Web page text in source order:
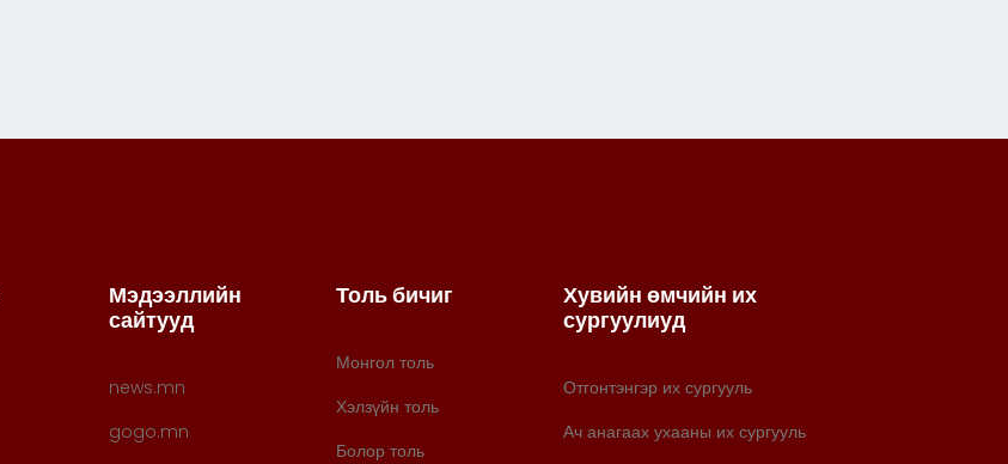
Мэдээллийн
сайтууд
news.mn
gogo.mn
Толь бичиг
Монгол толь
Хэлзүйн толь
Болор толь
Хувийн өмчийн их
сургуулиуд
Отгонтэнгэр их сургууль
Ач анагаах ухааны их сургууль